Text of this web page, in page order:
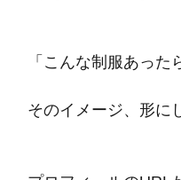
「こんな制服あった
そのイメージ、形に